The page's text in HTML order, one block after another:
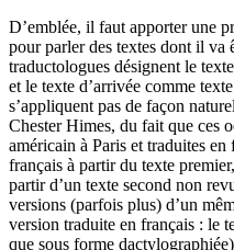
D’emblée, il faut apporter une
pour parler des textes dont il va
traductologues désignent le
et le texte d’arrivée comme
s’appliquent pas de façon
Chester Himes, du fait que ces
américain à Paris et traduites
français à partir du texte
partir d’un texte second non
versions (parfois plus) d’un
version traduite en français : le
que sous forme